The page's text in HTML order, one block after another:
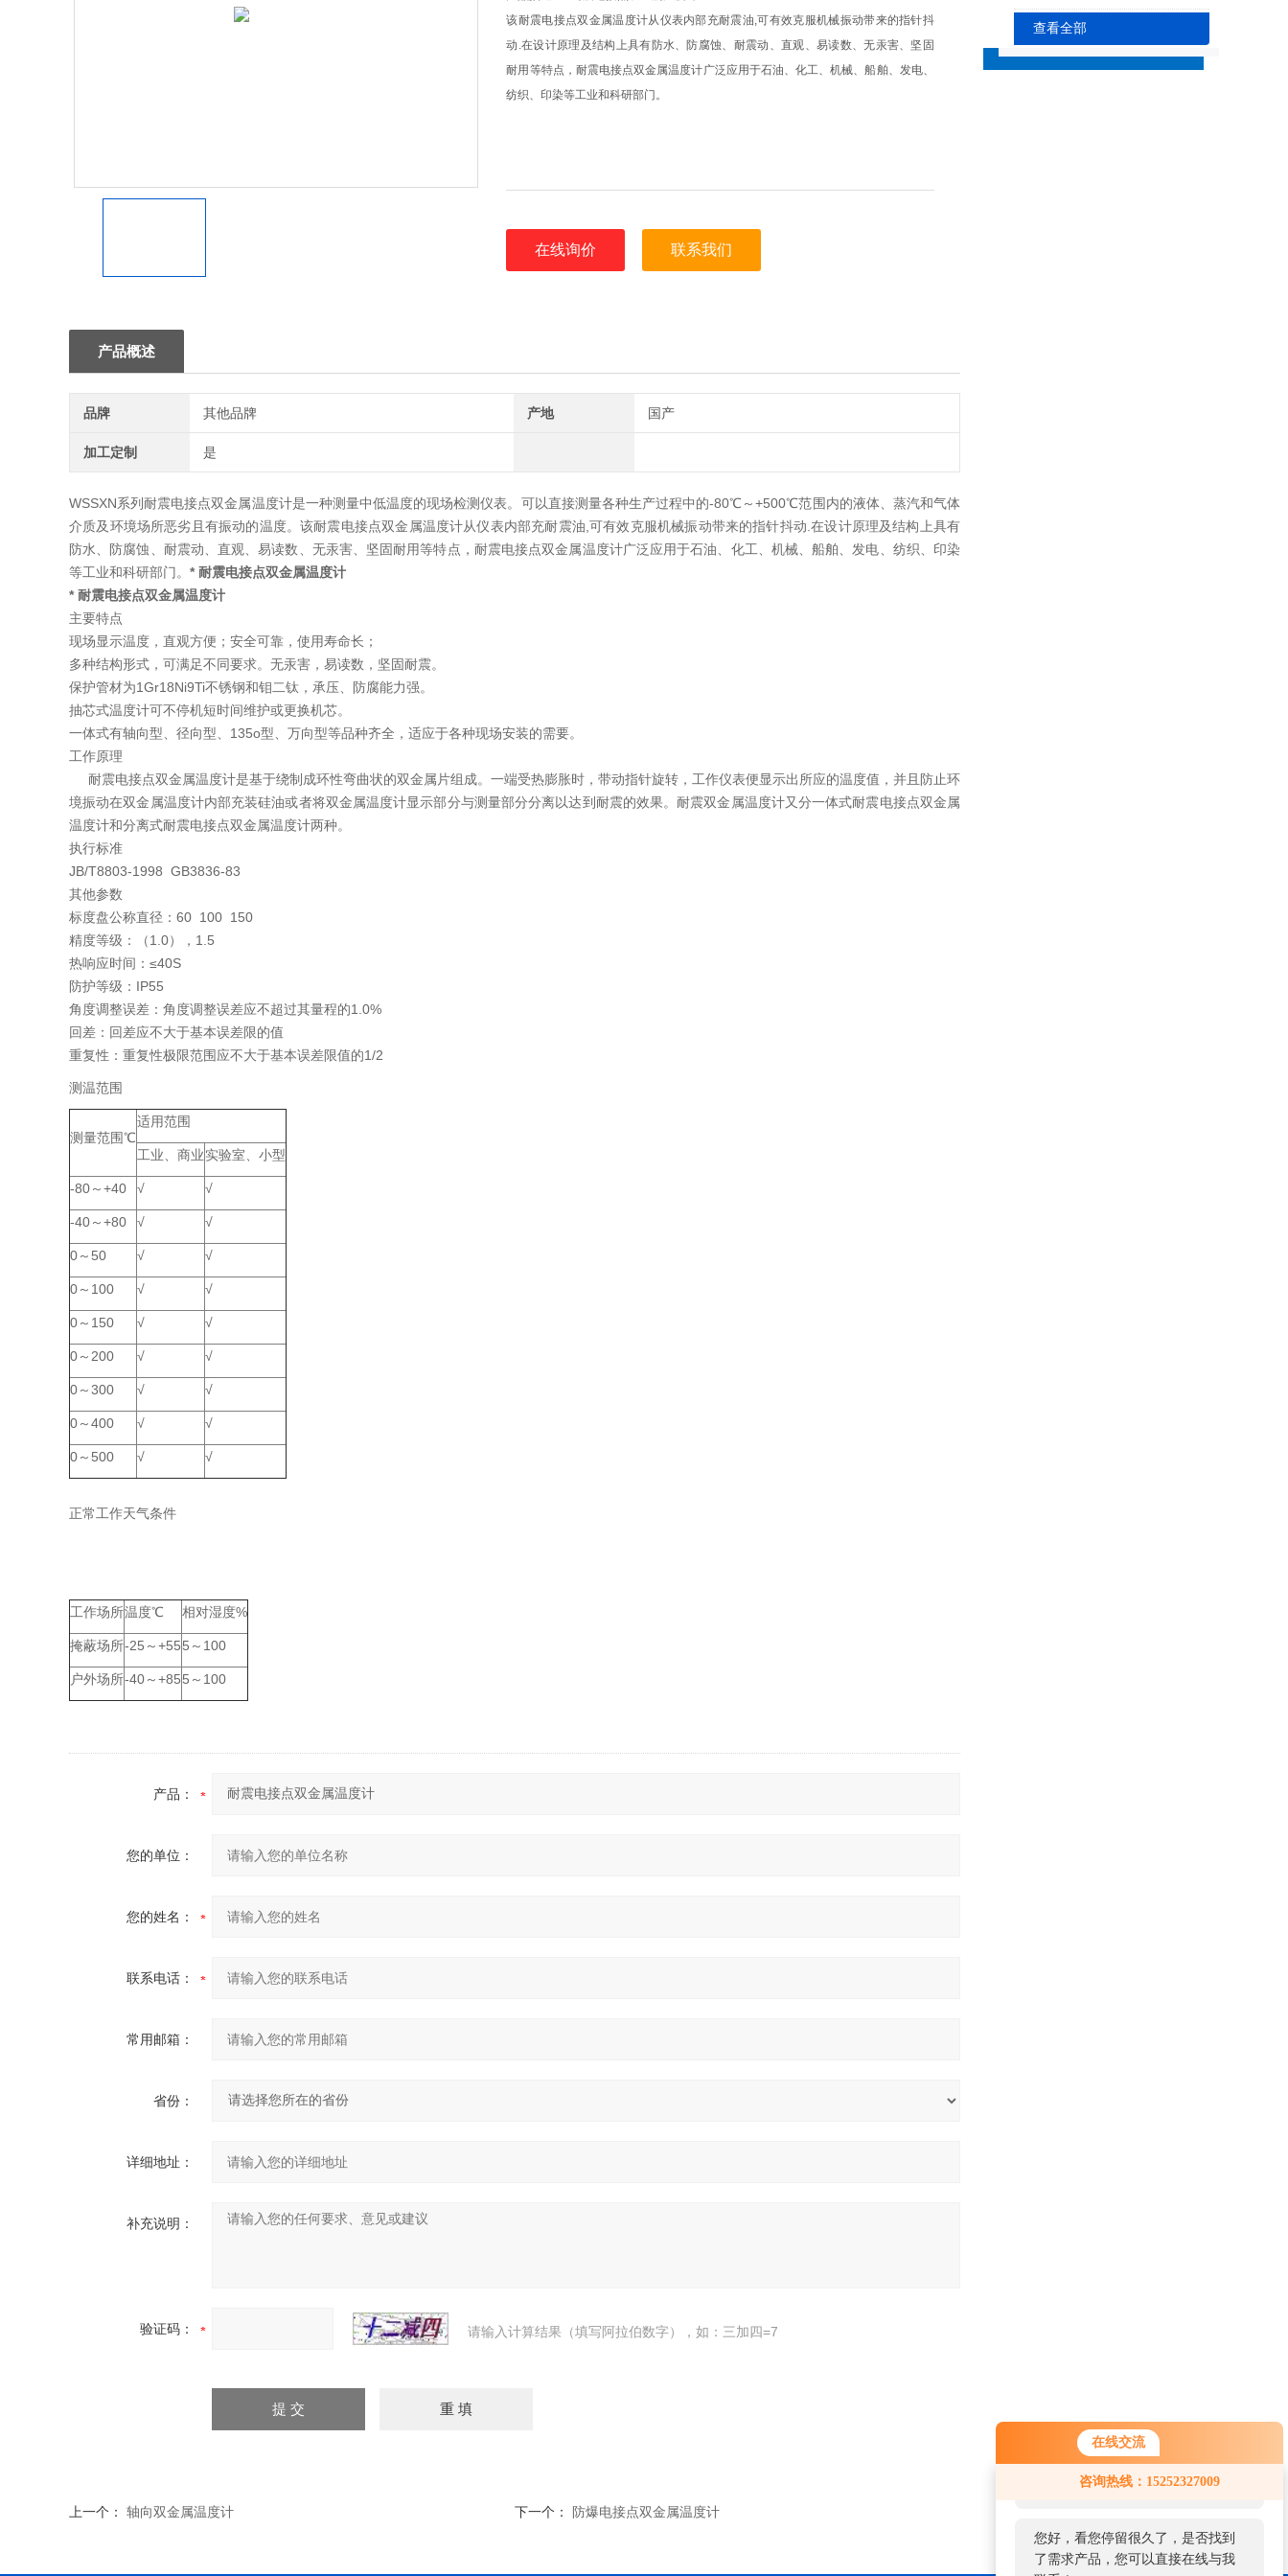
在线交流
咨询热线：15252327009
您好！欢迎前来咨询，很高兴为您
服务，请问您要咨询什么问题呢？
您好，看您停留很久了，是否找到
了需求产品，您可以直接在线与我
查看全部
该耐震电接点双金属温度计从仪表内部充耐震油,可有效克服机械振动带来的指针抖
动.在设计原理及结构上具有防水、防腐蚀、耐震动、直观、易读数、无汞害、坚固
耐用等特点，耐震电接点双金属温度计广泛应用于石油、化工、机械、船舶、发电、
纺织、印染等工业和科研部门。
在线询价 联系我们
产品概述
品牌 其他品牌 产地 国产
加工定制 是
WSSXN系列耐震电接点双金属温度计是一种测量中低温度的现场检测仪表。可以直接测量各种生产过程中的-80℃～+500℃范围内的液体、蒸汽和气体
介质及环境场所恶劣且有振动的温度。该耐震电接点双金属温度计从仪表内部充耐震油,可有效克服机械振动带来的指针抖动.在设计原理及结构上具有
防水、防腐蚀、耐震动、直观、易读数、无汞害、坚固耐用等特点，耐震电接点双金属温度计广泛应用于石油、化工、机械、船舶、发电、纺织、印染
等工业和科研部门。 * 耐震电接点双金属温度计
* 耐震电接点双金属温度计
主要特点
现场显示温度，直观方便；安全可靠，使用寿命长；
多种结构形式，可满足不同要求。无汞害，易读数，坚固耐震。
保护管材为1Gr18Ni9Ti不锈钢和钼二钛，承压、防腐能力强。
抽芯式温度计可不停机短时间维护或更换机芯。
一体式有轴向型、径向型、135o型、万向型等品种齐全，适应于各种现场安装的需要。
工作原理
耐震电接点双金属温度计是基于绕制成环性弯曲状的双金属片组成。一端受热膨胀时，带动指针旋转，工作仪表便显示出所应的温度值，并且防止环
境振动在双金属温度计内部充装硅油或者将双金属温度计显示部分与测量部分分离以达到耐震的效果。耐震双金属温度计又分一体式耐震电接点双金属
温度计和分离式耐震电接点双金属温度计两种。
执行标准
JB/T8803-1998 GB3836-83
其他参数
标度盘公称直径：60 100 150
精度等级：（1.0），1.5
热响应时间：≤40S
防护等级：IP55
角度调整误差：角度调整误差应不超过其量程的1.0%
回差：回差应不大于基本误差限的值
重复性：重复性极限范围应不大于基本误差限值的1/2
测温范围
测量范围℃
适用范围
工业、商业实验室、小型
-80～+40 √ √
-40～+80 √ √
0～50 √ √
0～100 √ √
0～150 √ √
0～200 √ √
0～300 √ √
0～400 √ √
0～500 √ √
正常工作天气条件
工作场所温度℃ 相对湿度%
掩蔽场所-25～+555～100
户外场所-40～+855～100
产品：
您的单位：
您的姓名：
联系电话：
常用邮箱：
省份：
详细地址：
补充说明：
验证码： 请输入计算结果（填写阿拉伯数字），如：三加四=7
上一个： 轴向双金属温度计 下一个： 防爆电接点双金属温度计